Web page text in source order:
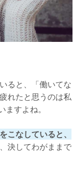
ると、「働いてな
れたと思うのは私
すよね。
こなしていると、
決してわがままで